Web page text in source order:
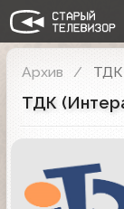
Архив ТДК
ТДК